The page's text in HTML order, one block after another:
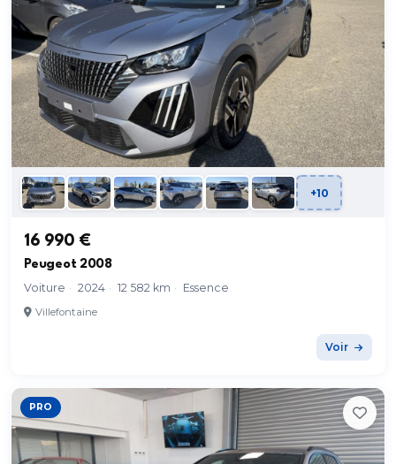
+10
16 990 €
Peugeot 2008
Voiture · 2024 · 12 582 km · Essence
Villefontaine
Voir
PRO